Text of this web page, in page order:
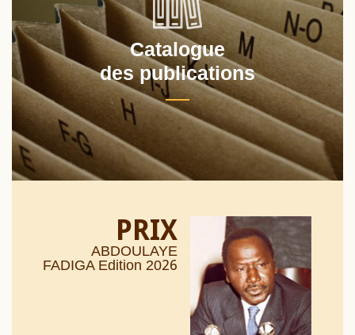
Catalogue
des publications
PRIX
ABDOULAYE
FADIGA Edition 2026